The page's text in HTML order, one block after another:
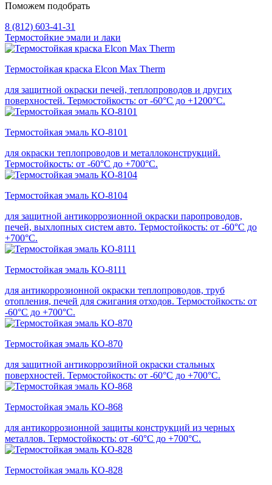
Поможем подобрать
8 (812) 603-41-31
Термостойкие эмали и лаки
Термостойкая краска Elcon Max Therm
для защитной окраски печей, теплопроводов и других
поверхностей. Термостойкость: от -60°С до +1200°С.
Термостойкая эмаль КО-8101
для окраски теплопроводов и металлоконструкций.
Термостойкость: от -60°С до +700°С.
Термостойкая эмаль КО-8104
для защитной антикоррозионной окраски паропроводов,
печей, выхлопных систем авто. Термостойкость: от -60°С до
+700°С.
Термостойкая эмаль КО-8111
для антикоррозионной окраски теплопроводов, труб
отопления, печей для сжигания отходов. Термостойкость: от
-60°С до +700°С.
Термостойкая эмаль КО-870
для защитной антикоррозийной окраски стальных
поверхностей. Термостойкость: от -60°С до +700°С.
Термостойкая эмаль КО-868
для антикоррозионной защиты конструкций из черных
металлов. Термостойкость: от -60°С до +700°С.
Термостойкая эмаль КО-828